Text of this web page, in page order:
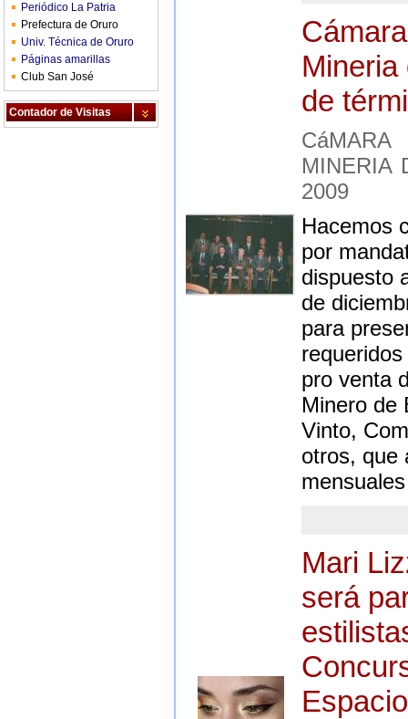
Periódico La Patria
Prefectura de Oruro
Univ. Técnica de Oruro
Páginas amarillas
Club San José
Contador de Visitas
Mineria
de
MINERIA
2009
Hacemos
por
dispuesto
de
para
pro venta
Minero de
Vinto,
otros, que
Mari
será